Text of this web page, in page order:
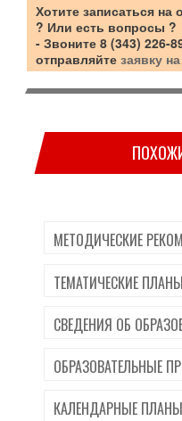
Хотите записаться на
? Или есть вопросы ?
- Звоните 8 (343) 226-
отправляйте заявку
МЕТОДИЧЕСКИЕ
ТЕМАТИЧЕСКИЕ ПЛАНЫ
СВЕДЕНИЯ ОБ
ОБРАЗОВАТЕЛЬНЫЕ
КАЛЕНДАРНЫЕ ПЛАНЫ